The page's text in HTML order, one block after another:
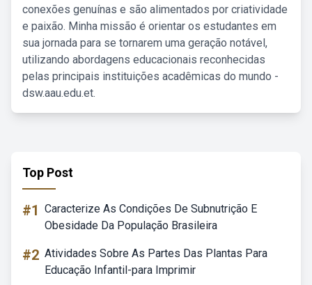
conexões genuínas e são alimentados por criatividade
e paixão. Minha missão é orientar os estudantes em
sua jornada para se tornarem uma geração notável,
utilizando abordagens educacionais reconhecidas
pelas principais instituições acadêmicas do mundo -
dsw.aau.edu.et.
Top Post
#1 Caracterize As Condições De Subnutrição E
Obesidade Da População Brasileira
#2 Atividades Sobre As Partes Das Plantas Para
Educação Infantil-para Imprimir